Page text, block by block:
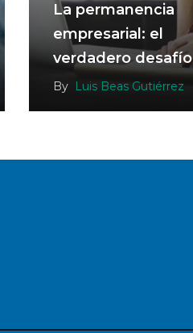
La permanencia
empresarial: el
verdadero
las mipymes
By Luis Beas Gutiérrez